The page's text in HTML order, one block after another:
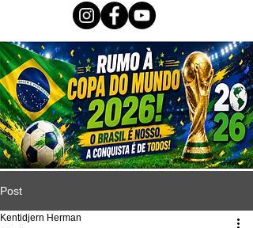
Post
Kentidjern Herman